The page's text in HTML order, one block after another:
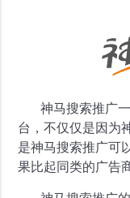
神马搜索推广一
台，不仅仅是因为
是神马搜索推广可
果比起同类的广告